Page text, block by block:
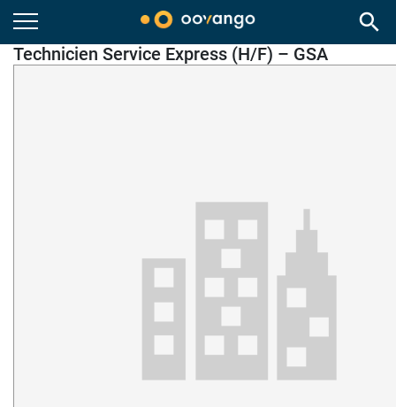
search
Technicien Service Express (H/F) – GSA